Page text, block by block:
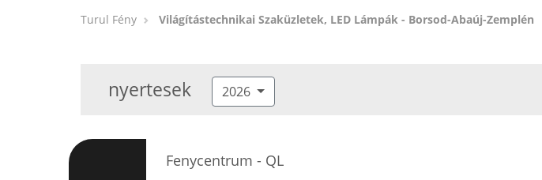
Turul Fény Világítástechnikai Szaküzletek, LED Lámpák - Borsod-Abaúj-Zemplén
nyertesek 2026
Fenycentrum - QL